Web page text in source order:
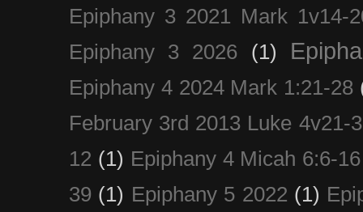
Epiphany 3 2021 Mark 1v14-
Epiphany 3 2026
(1)
Epiphany 4 2024 Mark 1:21-28
February 3rd 2013 Luke 4v21-
12 (1) Epiphany 4 Micah 6:6-16
39 (1) Epiphany 5 2022 (1)